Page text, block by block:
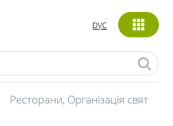
рус
Ресторани, Організація свят